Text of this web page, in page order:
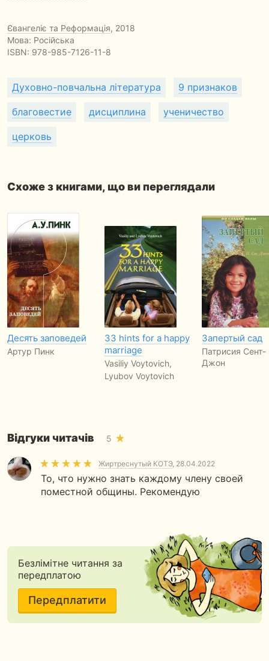
Євангеліє та Реформація, 2018
Мова: Російська
ISBN: 978-985-7126-11-8
Духовно-повчальна література 9 признаков
благовестие дисциплина ученичество
церковь
Схоже з книгами, що ви переглядали
Десять заповедей
Артур Пинк
33 hints for a happy
marriage
Vasiliy Voytovich,
Lyubov Voytovich
Запертый сад
Патрисия Сент-
Джон
Відгуки читачів 5
Жиртреснутый КОТЭ, 28.04.2022
То, что нужно знать каждому члену своей
поместной общины. Рекомендую
Безлімітне читання за
передплатою
Передплатити